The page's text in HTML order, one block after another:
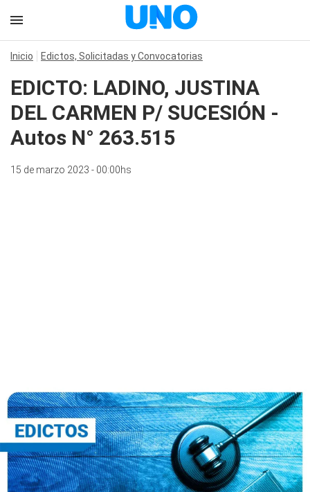
Inicio Edictos, Solicitadas y Convocatorias
EDICTO: LADINO, JUSTINA
DEL CARMEN P/ SUCESIÓN -
Autos N° 263.515
15 de marzo 2023 - 00:00hs